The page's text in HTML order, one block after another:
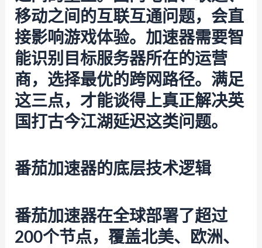
移动之间的互联互通问题，会直
接影响游戏体验。加速器需要智
能识别目标服务器所在的运营
商，选择最优的跨网路径。满足
这三点，才能谈得上真正解决英
国打古今江湖延迟这类问题。
番茄加速器的底层技术逻辑
番茄加速器在全球部署了超过
200个节点，覆盖北美、欧洲、